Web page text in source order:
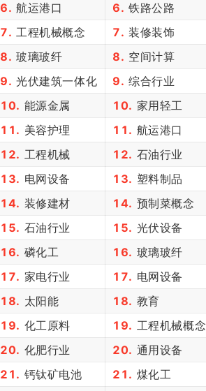
6. 航运港口 6. 铁路公路
7. 工程机械概念 7. 装修装饰
8. 玻璃玻纤 8. 空间计算
9. 光伏建筑一体化 9. 综合行业
10. 能源金属 10. 家用轻工
11. 美容护理 11. 航运港口
12. 工程机械 12. 石油行业
13. 电网设备 13. 塑料制品
14. 装修建材 14. 预制菜概念
15. 石油行业 15. 光伏设备
16. 磷化工 16. 玻璃玻纤
17. 家电行业 17. 电网设备
18. 太阳能 18. 教育
19. 化工原料 19. 工程机械概念
20. 化肥行业 20. 通用设备
21. 钙钛矿电池 21. 煤化工